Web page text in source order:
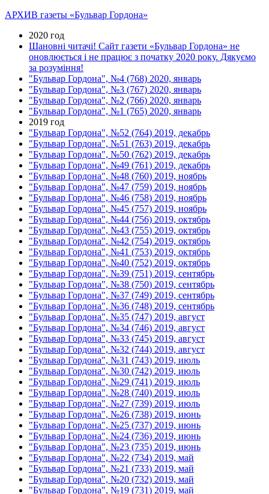
АРХИВ газеты «Бульвар Гордона»
2020 год
Шановні читачі! Сайт газети «Бульвар Гордона» не
оновлюється і не працює з початку 2020 року. Дякуємо
за розуміння!
"Бульвар Гордона", №4 (768) 2020, январь
"Бульвар Гордона", №3 (767) 2020, январь
"Бульвар Гордона", №2 (766) 2020, январь
"Бульвар Гордона", №1 (765) 2020, январь
2019 год
"Бульвар Гордона", №52 (764) 2019, декабрь
"Бульвар Гордона", №51 (763) 2019, декабрь
"Бульвар Гордона", №50 (762) 2019, декабрь
"Бульвар Гордона", №49 (761) 2019, декабрь
"Бульвар Гордона", №48 (760) 2019, ноябрь
"Бульвар Гордона", №47 (759) 2019, ноябрь
"Бульвар Гордона", №46 (758) 2019, ноябрь
"Бульвар Гордона", №45 (757) 2019, ноябрь
"Бульвар Гордона", №44 (756) 2019, октябрь
"Бульвар Гордона", №43 (755) 2019, октябрь
"Бульвар Гордона", №42 (754) 2019, октябрь
"Бульвар Гордона", №41 (753) 2019, октябрь
"Бульвар Гордона", №40 (752) 2019, октябрь
"Бульвар Гордона", №39 (751) 2019, сентябрь
"Бульвар Гордона", №38 (750) 2019, сентябрь
"Бульвар Гордона", №37 (749) 2019, сентябрь
"Бульвар Гордона", №36 (748) 2019, сентябрь
"Бульвар Гордона", №35 (747) 2019, август
"Бульвар Гордона", №34 (746) 2019, август
"Бульвар Гордона", №33 (745) 2019, август
"Бульвар Гордона", №32 (744) 2019, август
"Бульвар Гордона", №31 (743) 2019, июль
"Бульвар Гордона", №30 (742) 2019, июль
"Бульвар Гордона", №29 (741) 2019, июль
"Бульвар Гордона", №28 (740) 2019, июль
"Бульвар Гордона", №27 (739) 2019, июль
"Бульвар Гордона", №26 (738) 2019, июнь
"Бульвар Гордона", №25 (737) 2019, июнь
"Бульвар Гордона", №24 (736) 2019, июнь
"Бульвар Гордона", №23 (735) 2019, июнь
"Бульвар Гордона", №22 (734) 2019, май
"Бульвар Гордона", №21 (733) 2019, май
"Бульвар Гордона", №20 (732) 2019, май
"Бульвар Гордона", №19 (731) 2019, май